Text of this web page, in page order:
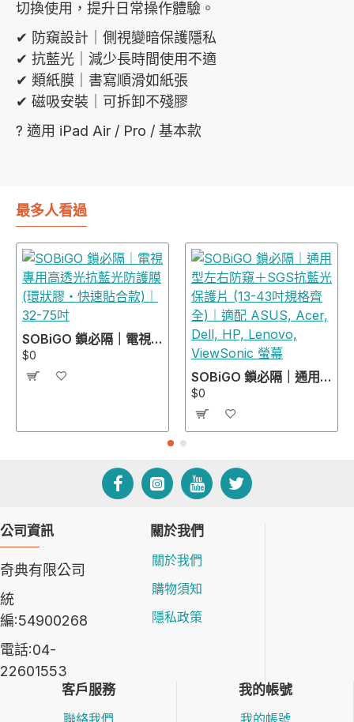
切換使用，提升日常操作體驗。
✔ 防窺設計｜側視變暗保護隱私
✔ 抗藍光｜減少長時間使用不適
✔ 類紙膜｜書寫順滑如紙張
✔ 磁吸安裝｜可拆卸不殘膠
? 適用 iPad Air / Pro / 基本款
最多人看過
SOBiGO 鎖必隔｜電視專用高透光抗藍光防護膜 (環狀膠・快速貼合款)｜32-75吋
$0
SOBiGO 鎖必隔｜通用型左右防窺＋SGS抗藍光保護片 (13-43吋規格齊全)｜適配 ASUS, Acer, Dell, HP, Lenovo, ViewSonic 螢幕
$0
公司資訊
奇典有限公司
統
編:54900268
電話:04-
22601553
關於我們
關於我們
購物須知
隱私政策
客戶服務
聯絡我們
我的帳號
我的帳號